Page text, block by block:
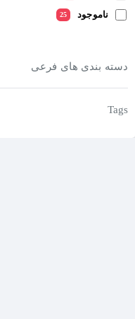
ناموجود 25
دسته بندی های فرعی
Tags